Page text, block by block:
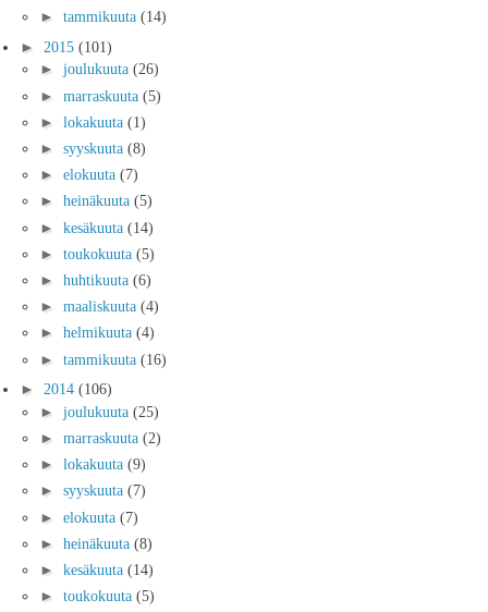
► tammikuuta (14)
► 2015 (101)
► joulukuuta (26)
► marraskuuta (5)
► lokakuuta (1)
► syyskuuta (8)
► elokuuta (7)
► heinäkuuta (5)
► kesäkuuta (14)
► toukokuuta (5)
► huhtikuuta (6)
► maaliskuuta (4)
► helmikuuta (4)
► tammikuuta (16)
► 2014 (106)
► joulukuuta (25)
► marraskuuta (2)
► lokakuuta (9)
► syyskuuta (7)
► elokuuta (7)
► heinäkuuta (8)
► kesäkuuta (14)
► toukokuuta (5)